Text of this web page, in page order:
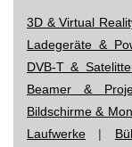
3D & Virtual
Ladegeräte &
DVB-T &
Beamer &
Bildschirme &
Laufwerke |